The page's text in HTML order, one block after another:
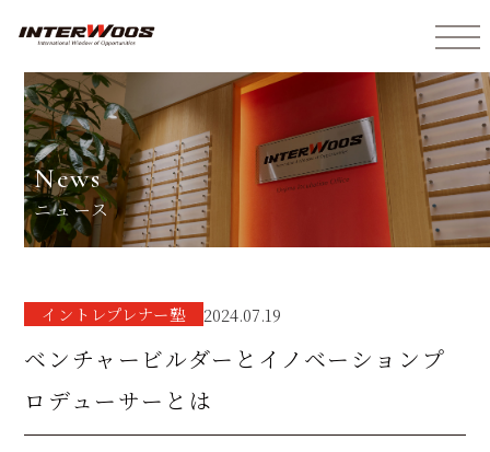
news
ニュース
イントレプレナー塾 2024.07.19
ベンチャービルダーとイノベーションプ
ロデューサーとは